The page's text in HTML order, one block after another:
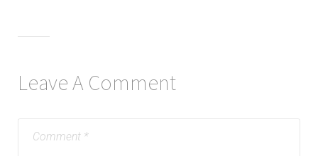
Leave A Comment